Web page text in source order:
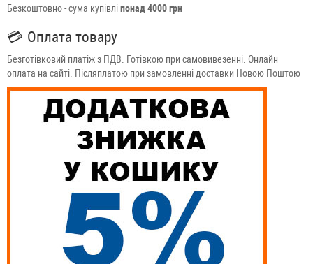
Безкоштовно - сума купівліпонад 4000 грн
💳 Оплата товару
Безготівковий платіж з ПДВ. Готівкою при самовивезенні. Онлайн
оплата на сайті. Післяплатою при замовленні доставки Новою Поштою